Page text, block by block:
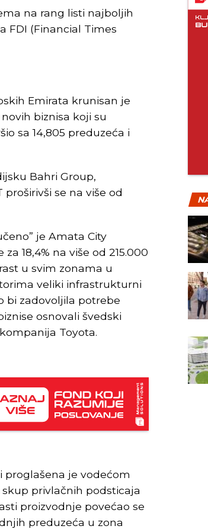
na rang listi najboljih
FDI (Financial Times
Emirata krunisan je
biznisa koji su
sa 14,805 preduzeća i
Bahri Group,
se na više od
je Amata City
18,4% na više od 215.000
u svim zonama u
veliki infrastrukturni
bi zadovoljila potrebe
osnovali švedski
Toyota.
proglašena je vodećom
privlačnih podsticaja
proizvodnje povećao se
preduzeća u zona